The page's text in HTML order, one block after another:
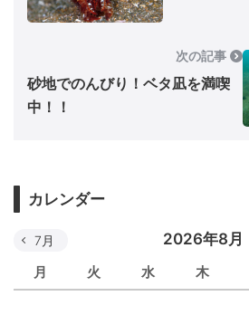
次の記事
砂地でのんびり！ベタ凪を満喫
中！！
カレンダー
2026年8月
月 火 水 木
7月